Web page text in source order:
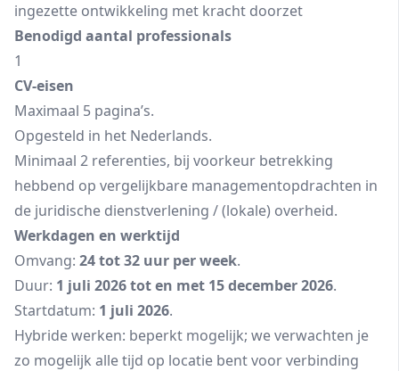
ingezette ontwikkeling met kracht doorzet
Benodigd aantal professionals
1
CV‑eisen
Maximaal 5 pagina’s.
Opgesteld in het Nederlands.
Minimaal 2 referenties, bij voorkeur betrekking
hebbend op vergelijkbare managementopdrachten in
de juridische dienstverlening / (lokale) overheid.
Werkdagen en werktijd
Omvang: 24 tot 32 uur per week.
Duur: 1 juli 2026 tot en met 15 december 2026.
Startdatum: 1 juli 2026.
Hybride werken: beperkt mogelijk; we verwachten je
zo mogelijk alle tijd op locatie bent voor verbinding